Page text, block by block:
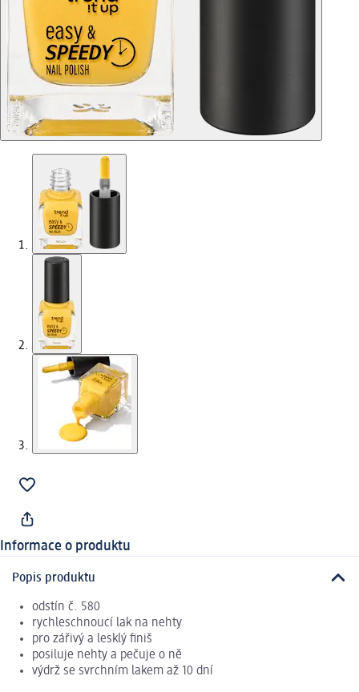
Informace o produktu
Popis produktu
odstín č. 580
rychleschnoucí lak na nehty
pro zářivý a lesklý finiš
posiluje nehty a pečuje o ně
výdrž se svrchním lakem až 10 dní